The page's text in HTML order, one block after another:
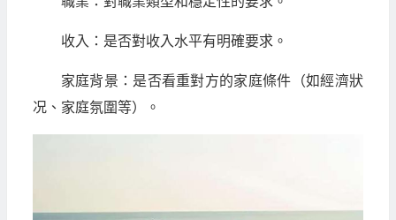
收入：是否對收入水平有明確要求。
家庭背景：是否看重對方的家庭條件（如經濟狀
况、家庭氛圍等）。